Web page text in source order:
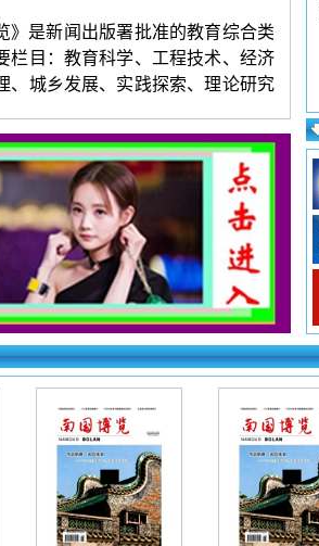
》是新闻出版署批准的教育综合类
栏目：教育科学、工程技术、经济
、城乡发展、实践探索、理论研究
》投稿要求：
：观点新颖，层次清楚，语言简
图表清晰。字数以6000-8000字符
宜。署名不超过3人。第一作者附简
抄袭，严禁一稿多投。编辑部有权
适当修删。
：网站首页点击“在线投稿”，按要
信息，上传word格式文档。投好在
到名字和编号为成功，看不到则为
稿件，加对接编辑Q时，验证写第
》
文章快速发表
投稿网址如
products.asp?
id=6701